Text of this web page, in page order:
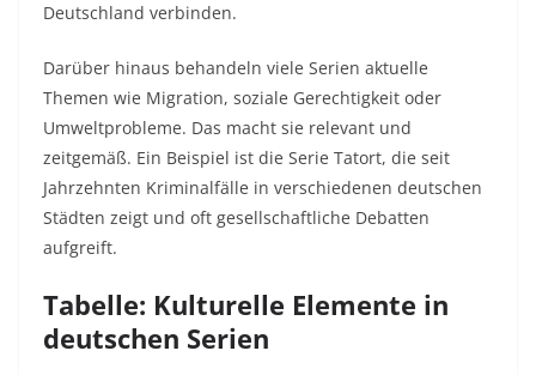
Deutschland verbinden.
Darüber hinaus behandeln viele Serien aktuelle
Themen wie Migration, soziale Gerechtigkeit oder
Umweltprobleme. Das macht sie relevant und
zeitgemäß. Ein Beispiel ist die Serie Tatort, die seit
Jahrzehnten Kriminalfälle in verschiedenen deutschen
Städten zeigt und oft gesellschaftliche Debatten
aufgreift.
Tabelle: Kulturelle Elemente in
deutschen Serien